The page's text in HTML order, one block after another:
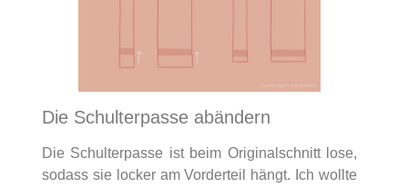
Die Schulterpasse abändern
Die Schulterpasse ist beim Originalschnitt lose,
sodass sie locker am Vorderteil hängt. Ich wollte